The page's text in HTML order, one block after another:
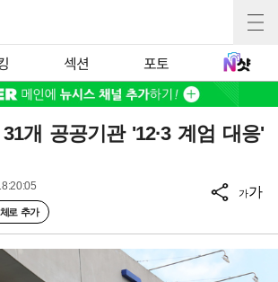
섹션 포토
개 공공기관 '12·3 계엄 대응'
로 추가
가가